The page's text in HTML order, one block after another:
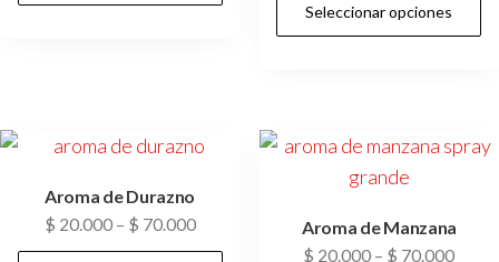
Seleccionar opciones
Aroma de Durazno
$ 20.000– $ 70.000 Aroma de Manzana
$ 20.000 – $ 70.000